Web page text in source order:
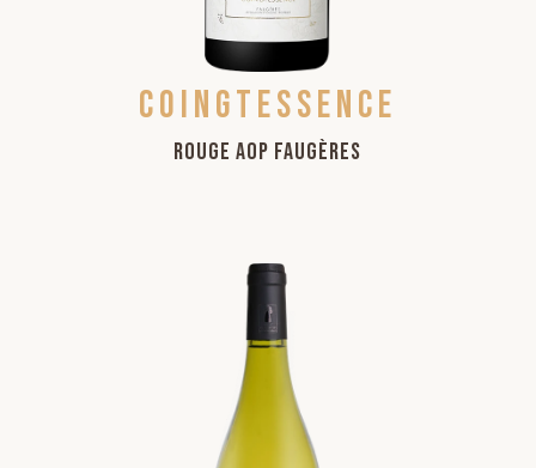
COINGTESSENCE
Rouge AOP Faugères